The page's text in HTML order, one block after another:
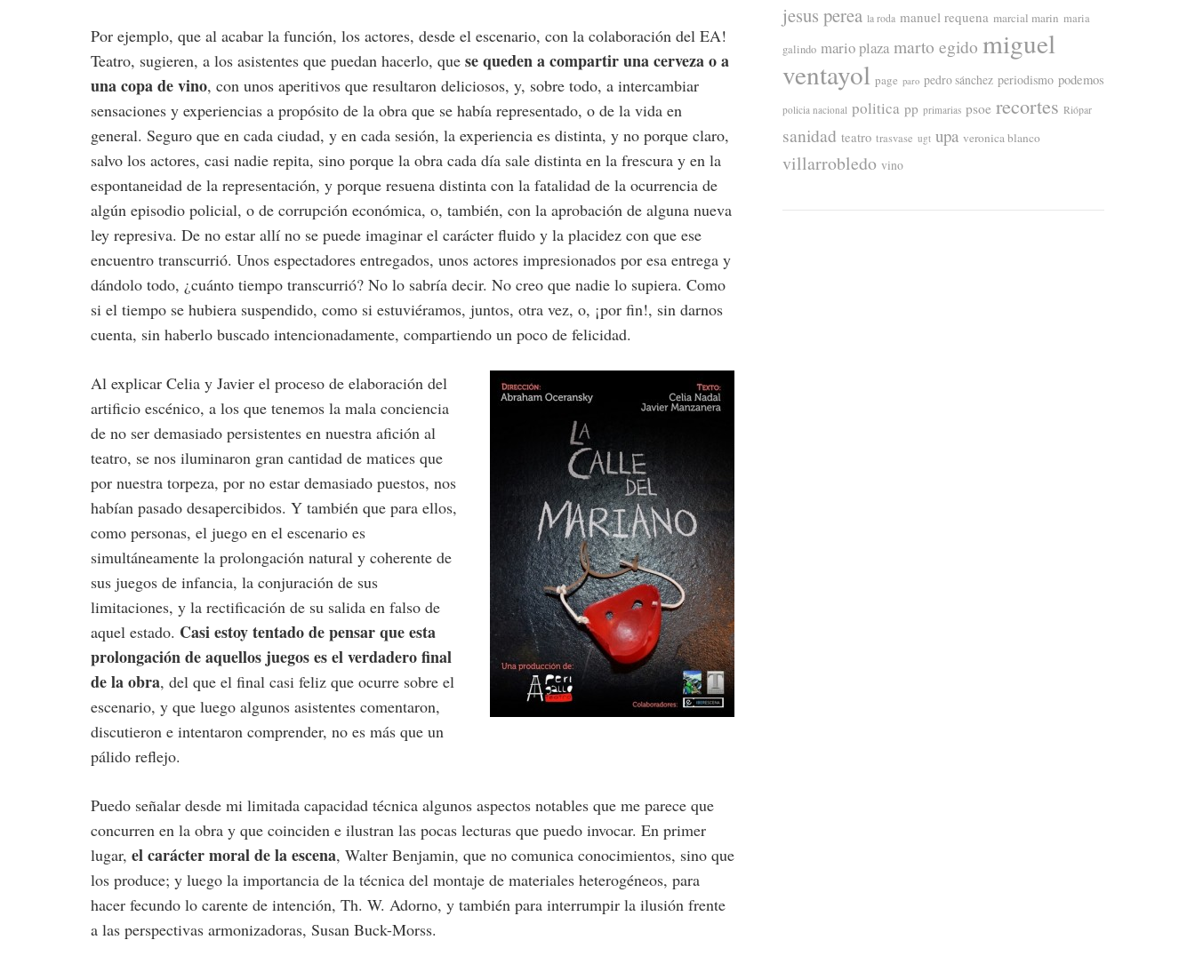
Por ejemplo, que al acabar la función, los actores, desde el escenario, con la colaboración del EA!
Teatro, sugieren, a los asistentes que puedan hacerlo, que se queden a compartir una cerveza o a
una copa de vino, con unos aperitivos que resultaron deliciosos, y, sobre todo, a intercambiar
sensaciones y experiencias a propósito de la obra que se había representado, o de la vida en
general. Seguro que en cada ciudad, y en cada sesión, la experiencia es distinta, y no porque claro,
salvo los actores, casi nadie repita, sino porque la obra cada día sale distinta en la frescura y en la
espontaneidad de la representación, y porque resuena distinta con la fatalidad de la ocurrencia de
algún episodio policial, o de corrupción económica, o, también, con la aprobación de alguna nueva
ley represiva. De no estar allí no se puede imaginar el carácter fluido y la placidez con que ese
encuentro transcurrió. Unos espectadores entregados, unos actores impresionados por esa entrega y
dándolo todo, ¿cuánto tiempo transcurrió? No lo sabría decir. No creo que nadie lo supiera. Como
si el tiempo se hubiera suspendido, como si estuviéramos, juntos, otra vez, o, ¡por fin!, sin darnos
cuenta, sin haberlo buscado intencionadamente, compartiendo un poco de felicidad.
Al explicar Celia y Javier el proceso de elaboración del
artificio escénico, a los que tenemos la mala conciencia
de no ser demasiado persistentes en nuestra afición al
teatro, se nos iluminaron gran cantidad de matices que
por nuestra torpeza, por no estar demasiado puestos, nos
habían pasado desapercibidos. Y también que para ellos,
como personas, el juego en el escenario es
simultáneamente la prolongación natural y coherente de
sus juegos de infancia, la conjuración de sus
limitaciones, y la rectificación de su salida en falso de
aquel estado. Casi estoy tentado de pensar que esta
prolongación de aquellos juegos es el verdadero final
de la obra, del que el final casi feliz que ocurre sobre el
escenario, y que luego algunos asistentes comentaron,
discutieron e intentaron comprender, no es más que un
pálido reflejo.
Puedo señalar desde mi limitada capacidad técnica algunos aspectos notables que me parece que
concurren en la obra y que coinciden e ilustran las pocas lecturas que puedo invocar. En primer
lugar, el carácter moral de la escena, Walter Benjamin, que no comunica conocimientos, sino que
los produce; y luego la importancia de la técnica del montaje de materiales heterogéneos, para
hacer fecundo lo carente de intención, Th. W. Adorno, y también para interrumpir la ilusión frente
a las perspectivas armonizadoras, Susan Buck-Morss.
jesus perea la roda manuel requena marcial marin maria
galindo mario plaza marto egido miguel
ventayol page paro pedro sánchez periodismo podemos
policia nacional politica pp primarias psoe recortes Riópar
sanidad teatro trasvase ugt upa veronica blanco
villarrobledo vino